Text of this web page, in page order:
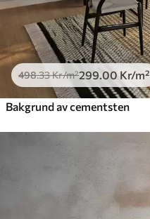
498.33Kr/m²299 .00 Kr/m²
Bakgrund av cementsten